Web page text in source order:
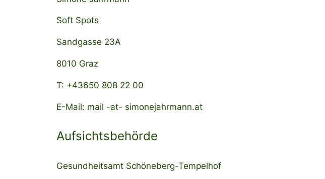
Soft Spots
Sandgasse 23A
8010 Graz
T: +43650 808 22 00
E-Mail: mail -at- simonejahrmann.at
Aufsichtsbehörde
Gesundheitsamt Schöneberg-Tempelhof